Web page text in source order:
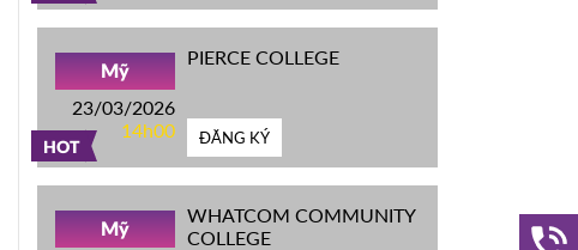
HOT
Mỹ
23/03/2026
14h00
PIERCE COLLEGE
ĐĂNG KÝ
Mỹ
WHATCOM COMMUNITY
COLLEGE